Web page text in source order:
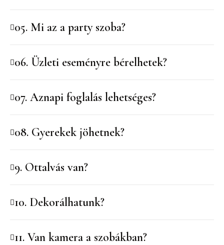
05. Mi az a party szoba?
06. Üzleti eseményre bérelhetek?
07. Aznapi foglalás lehetséges?
08. Gyerekek jöhetnek?
9. Ottalvás van?
10. Dekorálhatunk?
11. Van kamera a szobákban?